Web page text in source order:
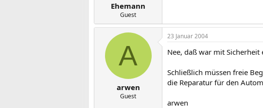
Ehemann
Guest
A
arwen
Guest
23 Januar 2004
Nee, daß war mit Sicherheit
Schließlich müssen freie
die Reparatur für den
arwen